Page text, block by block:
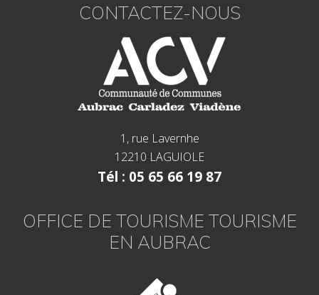
CONTACTEZ-NOUS
1, rue Lavernhe
12210 LAGUIOLE
Tél : 05 65 66 19 87
OFFICE DE TOURISME TOURISME
EN AUBRAC